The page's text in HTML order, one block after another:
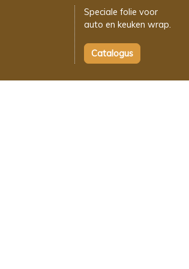
Speciale folie voor
auto en keuken wrap.